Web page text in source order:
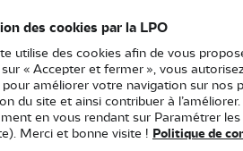
DE
des cookies par la LPO
utilise des cookies afin de vous
« Accepter et fermer », vous
pour améliorer votre navigation sur nos
du site et ainsi contribuer à
en vous rendant sur Paramétrer les
Merci et bonne visite ! Politique de